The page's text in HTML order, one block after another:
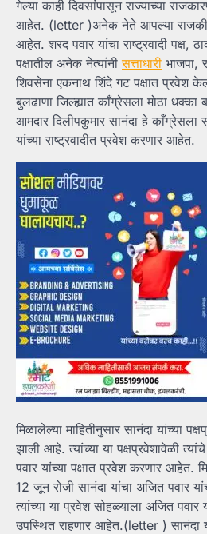
गेल्या काही दिवसांपासून राज्याच्या
आहेत. (letter )अनेक नेते आपल्या
आहेत. शरद पवार यांचा राष्ट्रवादी पक्ष,
पक्षातील अनेक नेत्यांनीसत्ताधारी भाजपा,
शिवसेना एकनाथ शिंदे गट पक्षात
बुलढाणा जिल्ह्यात काँग्रेसला मोठा
आमदार दिलीपकुमार सानंदा हे काँग्रेसला
यांच्या राष्ट्रवादीत प्रवेश करणार आहेत.
मिळालेल्या माहितीनुसार सानंदा यांच्या
झाली आहे. त्यांच्या या पक्षप्रवेशावेळी
पवार यांच्या पक्षात प्रवेश करणार आहेत.
12 जून रोजी सानंदा यांचा अजित पवार
त्यांच्या या प्रवेश सोहळ्याला अजित
उपस्थित राहणार आहेत.(letter ) सानंदा